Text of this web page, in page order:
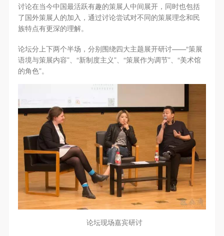
讨论在当今中国最活跃有趣的策展人中间展开，同时也包括
了国外策展人的加入，通过讨论尝试对不同的策展理念和民
族特点有更深的理解。
论坛分上下两个半场，分别围绕四大主题展开研讨——“策展
语境与策展内容”、 “新制度主义”、 “策展作为调节”、 “美术馆
的角色”。
论坛现场嘉宾研讨
源总库》《中央美术学院资料库》《中央美术学院美
术馆资料库》等相关资料、文献、档案机构和平台，
在中央美术学院中使用和在互联网上传播，同意按相
关“章程”规定享受相关权益。
中央美术学院美术馆活动安全免责协议书
第一条
本次活动公平公正、自愿参加与退出、风险与责任自
负的原则。但活动有风险，参加者应有必要的风险意
识。
第二条
参加本次活动者必须遵守中华人民共和国的相关法
律、法规，必须遵循道德和社会公德规范，并应该具
备以人为本、团结友爱、互相帮助和助人为乐的良好
品质。
第三条
参加本次活动人员应该是成年人（具有完全民事行为
源总库》《中央美术学院资料库》《中央美术学院美
术馆资料库》等相关资料、文献、档案机构和平台，
在中央美术学院中使用和在互联网上传播，同意按相
关“章程”规定享受相关权益。
中央美术学院美术馆活动安全免责协议书
第一条
本次活动公平公正、自愿参加与退出、风险与责任自
负的原则。但活动有风险，参加者应有必要的风险意
识。
第二条
参加本次活动者必须遵守中华人民共和国的相关法
律、法规，必须遵循道德和社会公德规范，并应该具
备以人为本、团结友爱、互相帮助和助人为乐的良好
品质。
第三条
参加本次活动人员应该是成年人（具有完全民事行为
源总库》《中央美术学院资料库》《中央美术学院美
术馆资料库》等相关资料、文献、档案机构和平台，
在中央美术学院中使用和在互联网上传播，同意按相
关“章程”规定享受相关权益。
中央美术学院美术馆活动安全免责协议书
第一条
本次活动公平公正、自愿参加与退出、风险与责任自
负的原则。但活动有风险，参加者应有必要的风险意
识。
第二条
参加本次活动者必须遵守中华人民共和国的相关法
律、法规，必须遵循道德和社会公德规范，并应该具
备以人为本、团结友爱、互相帮助和助人为乐的良好
品质。
第三条
参加本次活动人员应该是成年人（具有完全民事行为